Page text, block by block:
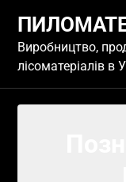
content
Виробництво,
лісоматеріалів в